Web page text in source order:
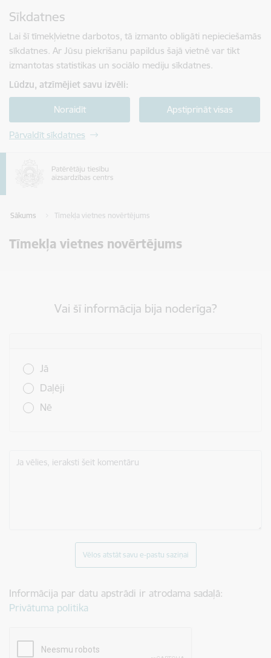
Sīkdatnes
Lai šī tīmekļvietne darbotos, tā izmanto obligāti nepieciešamās
sīkdatnes. Ar Jūsu piekrišanu papildus šajā vietnē var tikt
izmantotas statistikas un sociālo mediju sīkdatnes.
Lūdzu, atzīmējiet savu izvēli:
Noraidīt Apstiprināt visas
Pārvaldīt sīkdatnes
Sākums Tīmekļa vietnes novērtējums
Tīmekļa vietnes novērtējums
Vai šī informācija bija noderīga?
Jā
Daļēji
Nē
Ja vēlies, ieraksti šeit komentāru
Vēlos atstāt savu e-pastu saziņai
Informācija par datu apstrādi ir atrodama sadaļā:
Privātuma politika